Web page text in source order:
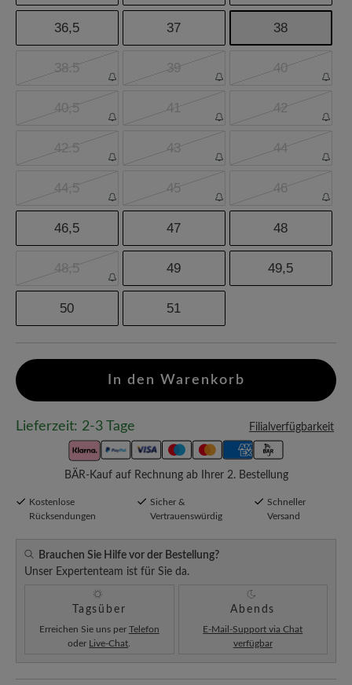
36,5 37 38
38.5 39 40
40,5 41 42
42.5 43 44
44,5 45 46
46,5 47 48
48,5 49 49,5
50 51
In den Warenkorb
Lieferzeit: 2-3 Tage Filialverfügbarkeit
BÄR-Kauf auf Rechnung ab Ihrer 2. Bestellung
Kostenlose
Rücksendungen
Sicher &
Vertrauenswürdig
Schneller
Versand
Brauchen Sie Hilfe vor der Bestellung?
Unser Expertenteam ist für Sie da.
Tagsüber
Erreichen Sie uns per Telefon
oder Live-Chat
Abends
E-Mail-Support via Chat
verfügbar